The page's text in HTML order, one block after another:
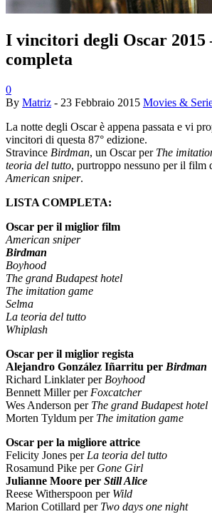
I vincitori degli Oscar 2015
completa
0
By Matriz - 23 Febbraio 2015 Movies &
La notte degli Oscar è appena passata e vi
vincitori di questa 87° edizione.
Stravince Birdman, un Oscar per The
teoria del tutto, purtroppo nessuno per il film
American sniper.
LISTA COMPLETA:
Oscar per il miglior film
American sniper
Birdman
Boyhood
The grand Budapest hotel
The imitation game
Selma
La teoria del tutto
Whiplash
Oscar per il miglior regista
Alejandro González Iñarritu per Birdman
Richard Linklater per Boyhood
Bennett Miller per Foxcatcher
Wes Anderson per The grand Budapest hotel
Morten Tyldum per The imitation game
Oscar per la migliore attrice
Felicity Jones per La teoria del tutto
Rosamund Pike per Gone Girl
Julianne Moore per Still Alice
Reese Witherspoon per Wild
Marion Cotillard per Two days one night